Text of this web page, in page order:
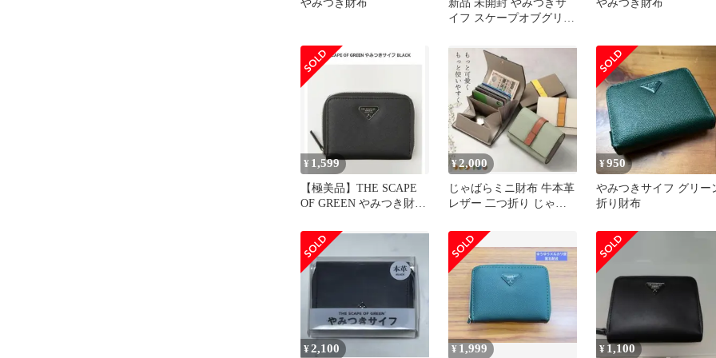
やみつき財布
新品 未開封 やみつきサ
イフ スケープオブグリー
布
やみつき財布
¥ 1,599
【極美品】THE SCAPE
OF GREEN やみつき財
¥ 2,000
じゃばらミニ財布 牛本革
レザー 二つ折り じゃば
¥950
やみつきサイフ グリー
折り財布
¥2,100 ¥ 1,999 ¥ 1,100